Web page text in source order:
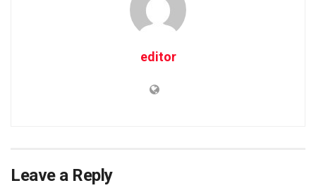
editor
Leave a Reply